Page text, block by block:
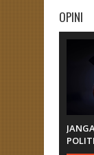
OPINI